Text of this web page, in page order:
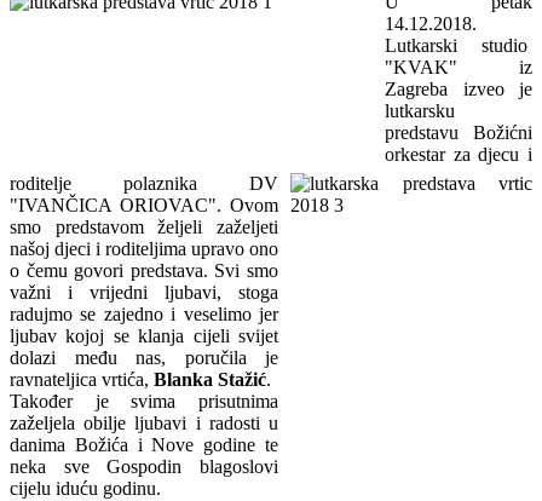
14.12.2018.
Lutkarski studio
"KVAK" iz
Zagreba izveo je
lutkarsku
predstavu Božićni
orkestar za djecu i
roditelje polaznika DV
"IVANČICA ORIOVAC". Ovom
smo predstavom željeli zaželjeti
našoj djeci i roditeljima upravo ono
o čemu govori predstava. Svi smo
važni i vrijedni ljubavi, stoga
radujmo se zajedno i veselimo jer
ljubav kojoj se klanja cijeli svijet
dolazi među nas, poručila je
ravnateljica vrtića, Blanka Stažić.
Također je svima prisutnima
zaželjela obilje ljubavi i radosti u
danima Božića i Nove godine te
neka sve Gospodin blagoslovi
cijelu iduću godinu.